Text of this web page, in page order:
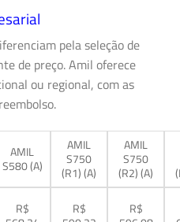
pela seleção de
de preço. Amil oferece
ou regional, com as
AMIL
S580 (A)
AMIL
S750
(R1) (A)
AMIL
S750
(R2) (A)
R$
R$
R$